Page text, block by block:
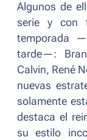
Algunos de
serie y con
temporada
tarde—:
Calvin, René
nuevas
solamente
destaca el
su estilo